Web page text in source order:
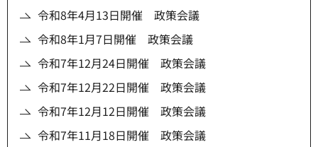
令和8年4月13日開催 政策会議
令和8年1月7日開催 政策会議
令和7年12月24日開催 政策会議
令和7年12月22日開催 政策会議
令和7年12月12日開催 政策会議
令和7年11月18日開催 政策会議